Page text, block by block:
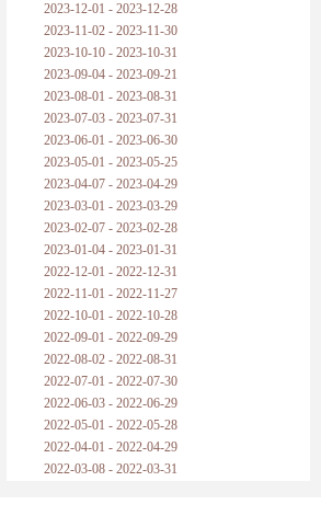
2023-12-01 - 2023-12-28
2023-11-02 - 2023-11-30
2023-10-10 - 2023-10-31
2023-09-04 - 2023-09-21
2023-08-01 - 2023-08-31
2023-07-03 - 2023-07-31
2023-06-01 - 2023-06-30
2023-05-01 - 2023-05-25
2023-04-07 - 2023-04-29
2023-03-01 - 2023-03-29
2023-02-07 - 2023-02-28
2023-01-04 - 2023-01-31
2022-12-01 - 2022-12-31
2022-11-01 - 2022-11-27
2022-10-01 - 2022-10-28
2022-09-01 - 2022-09-29
2022-08-02 - 2022-08-31
2022-07-01 - 2022-07-30
2022-06-03 - 2022-06-29
2022-05-01 - 2022-05-28
2022-04-01 - 2022-04-29
2022-03-08 - 2022-03-31